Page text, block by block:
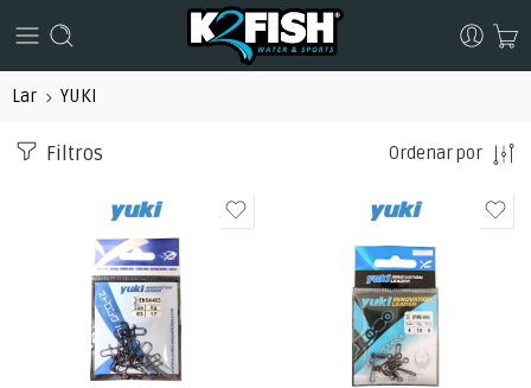
Lar YUKI
Filtros Ordenar por